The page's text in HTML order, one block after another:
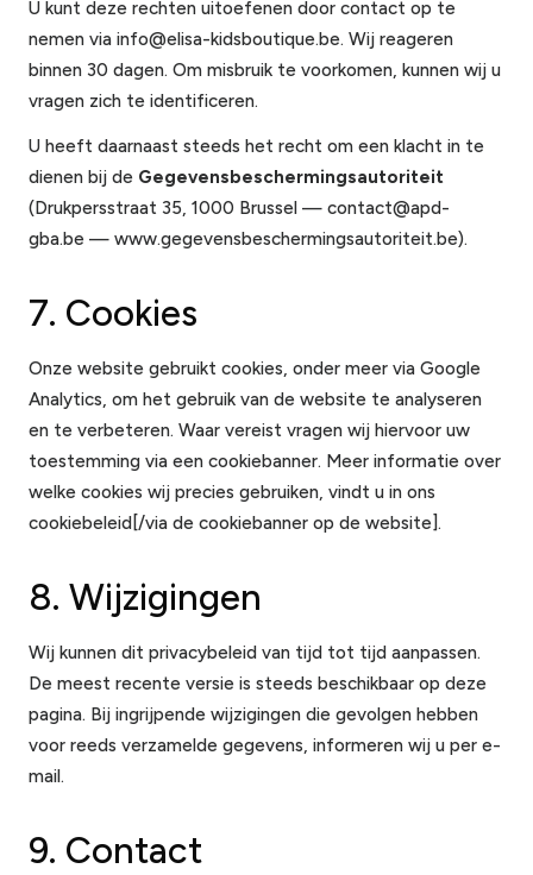
U kunt deze rechten uitoefenen door contact op te
nemen via info@elisa-kidsboutique.be. Wij reageren
binnen 30 dagen. Om misbruik te voorkomen, kunnen wij u
vragen zich te identificeren.
U heeft daarnaast steeds het recht om een klacht in te
dienen bij de Gegevensbeschermingsautoriteit
(Drukpersstraat 35, 1000 Brussel — contact@apd-
gba.be — www.gegevensbeschermingsautoriteit.be).
7. Cookies
Onze website gebruikt cookies, onder meer via Google
Analytics, om het gebruik van de website te analyseren
en te verbeteren. Waar vereist vragen wij hiervoor uw
toestemming via een cookiebanner. Meer informatie over
welke cookies wij precies gebruiken, vindt u in ons
cookiebeleid[/via de cookiebanner op de website].
8. Wijzigingen
Wij kunnen dit privacybeleid van tijd tot tijd aanpassen.
De meest recente versie is steeds beschikbaar op deze
pagina. Bij ingrijpende wijzigingen die gevolgen hebben
voor reeds verzamelde gegevens, informeren wij u per e-
mail.
9. Contact